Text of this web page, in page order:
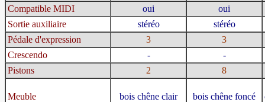
Compatible MIDI
oui
oui
Sortie auxiliaire
stéréo
stéréo
Pédale d'expression
3
3
Crescendo
-
-
Pistons
2 8
Meuble bois chêne clair bois chêne foncé